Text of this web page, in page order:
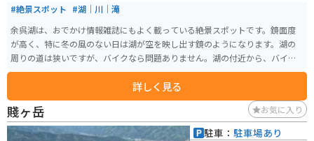
#絶景スポット #湖｜川｜滝
余呉湖は、おでかけ情報雑誌にもよく載っている絶景スポットです。鏡面度
が高く、特に冬の風のない日は湖が空を映し出す鏡のようになります。湖の
周りの道は狭いですが、バイクなら問題ありません。湖の付近から、バイク
の写真を撮ると映えます。
詳しく見る
賤ヶ岳 お気に入り
駐車： 駐車場あり